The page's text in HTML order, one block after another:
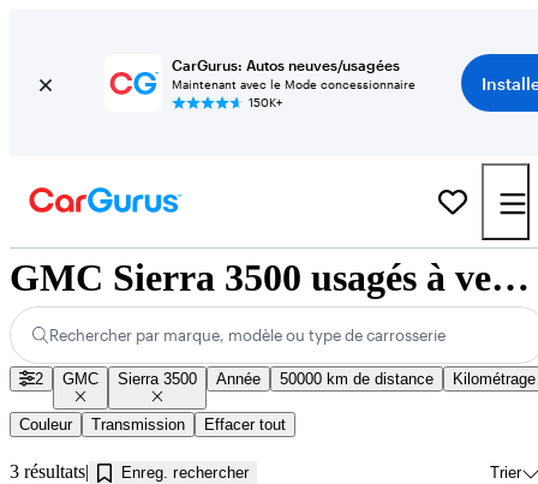
CarGurus: Autos neuves/usagées
Maintenant avec le Mode concessionnaire
150K+
GMC Sierra 3500 usagés à vendre près de Kamloops, BC
Rechercher par marque, modèle ou type de carrosserie
2 GMC Sierra 3500 Année 50000 km de distance Kilométrage
Couleur Transmission Effacer tout
3 résultats Enreg. rechercher Trier